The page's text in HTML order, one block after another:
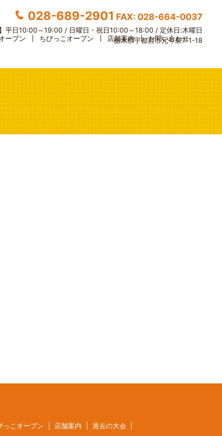
028-689-2901 FAX: 028-664-0037
平日10:00～19:00 / 日曜日・祝日10:00～18:00 / 定休日:木曜日
栃木県宇都宮市元今泉7-1-18
ープン ちびっこオープン 店舗案内 お問い合わせ
っこオープン 店舗案内
過去の大会